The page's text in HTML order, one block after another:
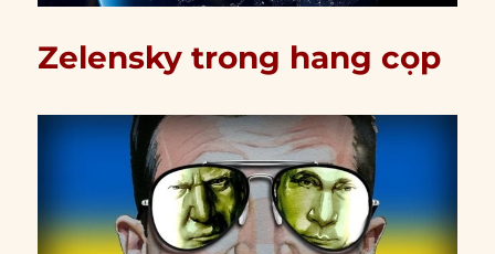
Zelensky trong hang cọp